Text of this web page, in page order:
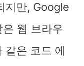
지만, Google
웹 브라우
은 코드 에